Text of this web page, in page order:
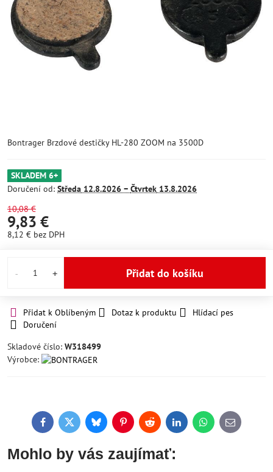
Bontrager Brzdové destičky HL-280 ZOOM na 3500D
SKLADEM 6+
Doručení od: Středa 12.8.2026 − Čtvrtek 13.8.2026
10,08 €
9,83 €
8,12 € bez DPH
Přidat do košíku
Přidat k Oblíbeným Dotaz k produktu
Hlídací pes
Doručení
Skladové číslo: W318499
Výrobce:
FacebookTwitterBlueskyPinterestReddit LinkedInWhatsApp
E-
mail
Mohlo by vás zaujímať: